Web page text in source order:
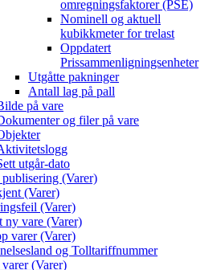
omregningsfaktorer (PSE)
Nominell og aktuell
kubikkmeter for trelast
Oppdatert
Prissammenligningsenheter
Utgåtte pakninger
Antall lag på pall
på vare
og filer på vare
utgår-dato
(Varer)
(Varer)
(Varer)
ny vare (Varer)
varer (Varer)
og Tolltariffnummer
(Varer)